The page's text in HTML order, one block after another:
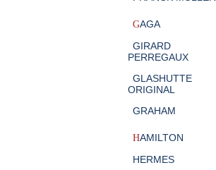
GAGA
GIRARD
PERREGAUX
GLASHUTTE
ORIGINAL
GRAHAM
HAMILTON
HERMES